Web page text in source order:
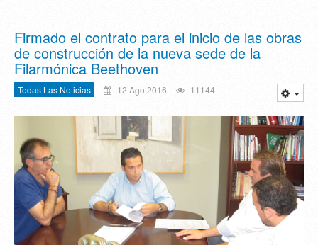
Firmado el contrato para el inicio de las obras
de construcción de la nueva sede de la
Filarmónica Beethoven
Todas Las Noticias 12 Ago 2016 11144